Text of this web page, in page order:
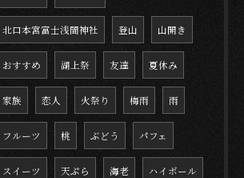
北口本宮富士浅間神社 登山 山開き
おすすめ 湖上祭 友達 夏休み
家族 恋人 火祭り 梅雨 雨
フルーツ 桃 ぶどう パフェ
スイーツ 天ぷら 海老 ハイボール